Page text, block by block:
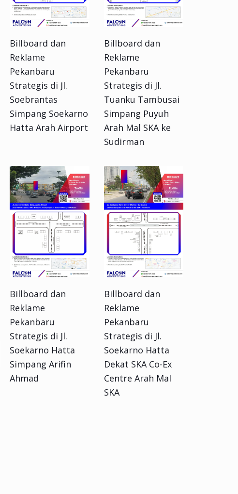
Billboard dan
Reklame
Pekanbaru
Strategis di Jl.
Soebrantas
Simpang Soekarno
Hatta Arah Airport
Billboard dan
Reklame
Pekanbaru
Strategis di Jl.
Tuanku Tambusai
Simpang Puyuh
Arah Mal SKA ke
Sudirman
Billboard dan
Reklame
Pekanbaru
Strategis di Jl.
Soekarno Hatta
Simpang Arifin
Ahmad
Billboard dan
Reklame
Pekanbaru
Strategis di Jl.
Soekarno Hatta
Dekat SKA Co-Ex
Centre Arah Mal
SKA